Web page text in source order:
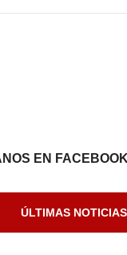
EN FACEBOOK
ÚLTIMAS NOTICIAS